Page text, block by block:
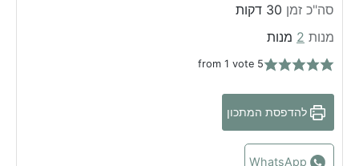
n
e
i
t
סה"כ זמן 30
m
u
דקות
מנות 2 מנות
5
להדפסת המתכון
WhatsApp